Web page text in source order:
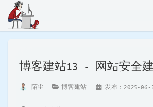
博客建站13 - 网站安全
陌尘 博客建站 发布：2025-